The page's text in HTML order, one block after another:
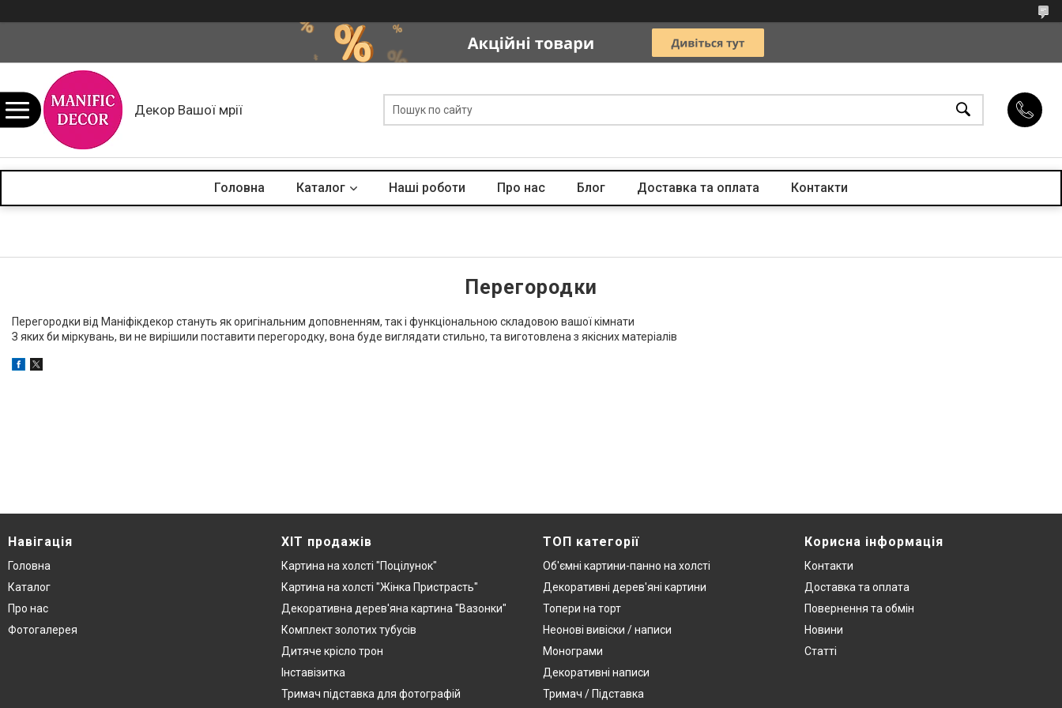
Декор Вашої мрії
Головна Каталог Наші роботи Про нас Блог Доставка та оплата Контакти
Перегородки
Перегородки від Маніфікдекор стануть як оригінальним доповненням, так і функціональною складовою вашої кімнати
З яких би міркувань, ви не вирішили поставити перегородку, вона буде виглядати стильно, та виготовлена з якісних матеріалів
Навігація
Головна
Каталог
Про нас
Фотогалерея
ХІТ продажів
Картина на холсті "Поцілунок"
Картина на холсті "Жінка Пристрасть"
Декоративна дерев'яна картина "Вазонки"
Комплект золотих тубусів
Дитяче крісло трон
Інставізитка
Тримач підставка для фотографій
ТОП категорії
Об'ємні картини-панно на холсті
Декоративні дерев'яні картини
Топери на торт
Неонові вивіски / написи
Монограми
Декоративні написи
Тримач / Підставка
Корисна інформація
Контакти
Доставка та оплата
Повернення та обмін
Новини
Статті